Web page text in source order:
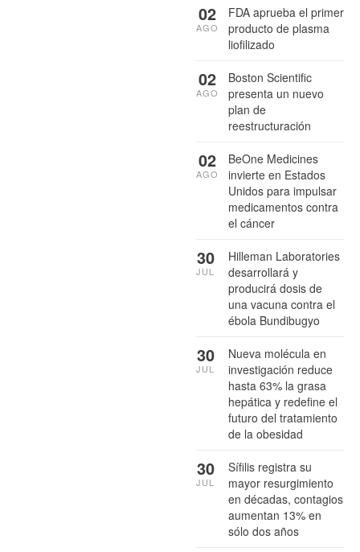
FDA aprueba el primer
producto de plasma
liofilizado
02
AGO
Boston Scientific
presenta un nuevo
plan de
reestructuración
02
AGO
BeOne Medicines
invierte en Estados
Unidos para impulsar
medicamentos contra
el cáncer
02
AGO
Hilleman Laboratories
desarrollará y
producirá dosis de
una vacuna contra el
ébola Bundibugyo
30
JUL
Nueva molécula en
investigación reduce
hasta 63% la grasa
hepática y redefine el
futuro del tratamiento
de la obesidad
30
JUL
Sífilis registra su
mayor resurgimiento
en décadas, contagios
aumentan 13% en
sólo dos años
30
JUL